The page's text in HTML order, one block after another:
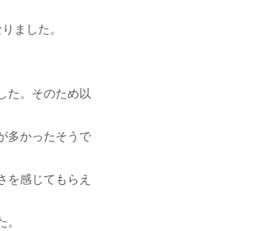
ました。
た。そのため以
多かったそうで
を感じてもらえ